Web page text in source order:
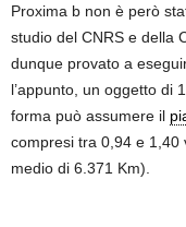
Proxima b non è però
studio del CNRS e della
dunque provato a
l’appunto, un oggetto di
forma può assumere il
compresi tra 0,94 e 1,40
medio di 6.371 Km).